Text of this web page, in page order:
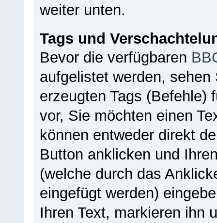
weiter unten.
Tags und
Bevor die verfügbaren
aufgelistet werden,
erzeugten Tags (Befehle)
vor, Sie möchten einen
können entweder direkt
Button anklicken und
(welche durch das
eingefügt werden)
Ihren Text, markieren ihn